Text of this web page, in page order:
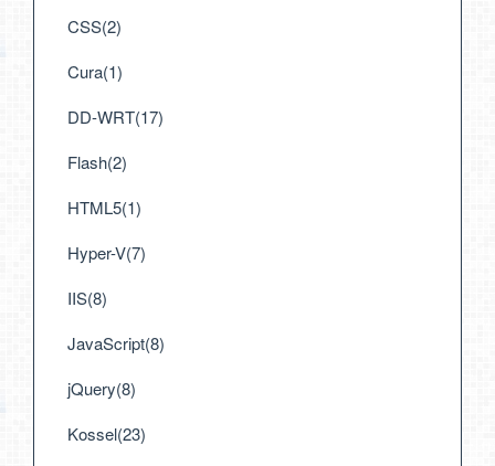
CSS(2)
Cura(1)
DD-WRT(17)
Flash(2)
HTML5(1)
Hyper-V(7)
IIS(8)
JavaScript(8)
jQuery(8)
Kossel(23)